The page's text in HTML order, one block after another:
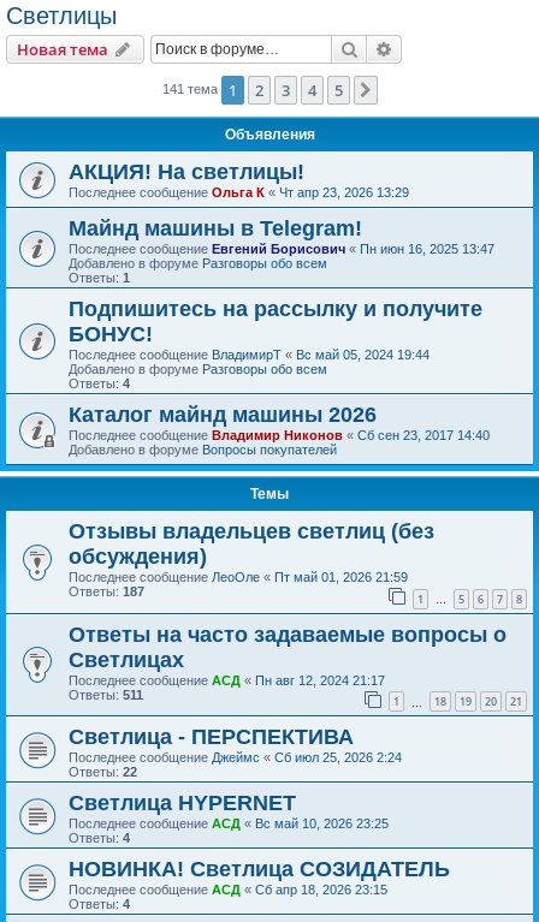
Светлицы
Новая тема Поиск
141 тема 1 2 3 4 5
Объявления
АКЦИЯ! На светлицы!
Последнее сообщение Ольга К « Чт апр 23, 2026 13:29
Майнд машины в Telegram!
Последнее сообщение Евгений Борисович « Пн июн 16, 2025 13:47
Добавлено в форуме Разговоры обо всем
Ответы: 1
Подпишитесь на рассылку и получите
БОНУС!
Последнее сообщение ВладимирТ « Вс май 05, 2024 19:44
Добавлено в форуме Разговоры обо всем
Ответы: 4
Каталог майнд машины 2026
Последнее сообщение Владимир Никонов « Сб сен 23, 2017 14:40
Добавлено в форуме Вопросы покупателей
Темы
Отзывы владельцев светлиц (без
обсуждения)
Последнее сообщение ЛеоОле « Пт май 01, 2026 21:59
Ответы: 187 1 … 5 6 7 8
Ответы на часто задаваемые вопросы о
Светлицах
Последнее сообщение АСД « Пн авг 12, 2024 21:17
Ответы: 511 1 18 19 20 21
Светлица - ПЕРСПЕКТИВА
Последнее сообщение Джеймс « Сб июл 25, 2026 2:24
Ответы: 22
Светлица HYPERNET
Последнее сообщение АСД « Вс май 10, 2026 23:25
Ответы: 4
НОВИНКА! Светлица СОЗИДАТЕЛЬ
Последнее сообщение АСД « Сб апр 18, 2026 23:15
Ответы: 4